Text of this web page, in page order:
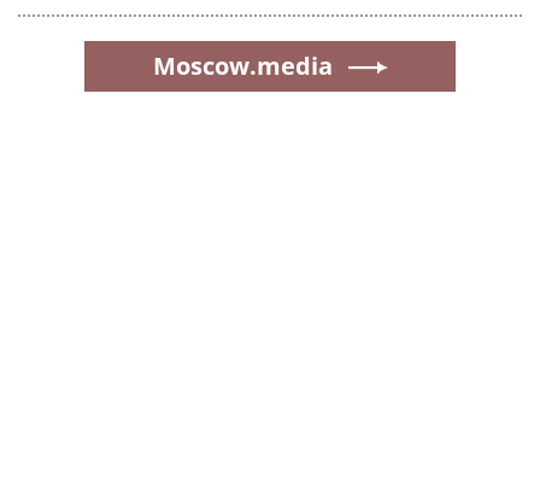
Moscow.media